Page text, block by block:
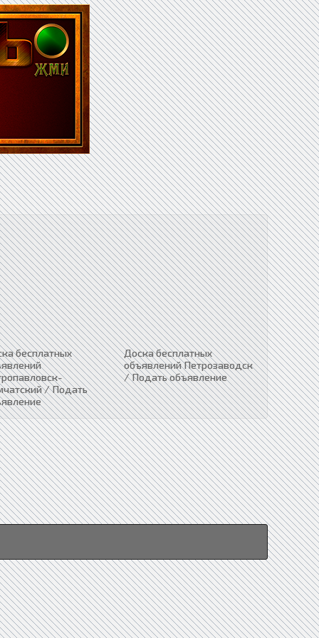
бесплатных
/ Подать
Доска бесплатных
объявлений Петрозаводск
/ Подать объявление